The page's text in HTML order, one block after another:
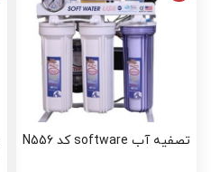
تصفیه آب software کد N556